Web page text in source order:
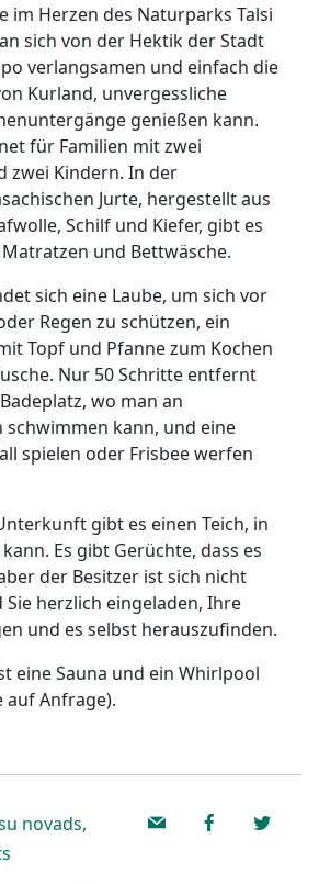
im Herzen des Naturparks Talsi
sich von der Hektik der Stadt
verlangsamen und einfach die
Kurland, unvergessliche
genießen kann.
für Familien mit zwei
zwei Kindern. In der
Jurte, hergestellt aus
Schilf und Kiefer, gibt es
und Bettwäsche.
sich eine Laube, um sich vor
Regen zu schützen, ein
Topf und Pfanne zum Kochen
Nur 50 Schritte entfernt
wo man an
schwimmen kann, und eine
spielen oder Frisbee werfen
gibt es einen Teich, in
Es gibt Gerüchte, dass es
der Besitzer ist sich nicht
Sie herzlich eingeladen, Ihre
und es selbst herauszufinden.
eine Sauna und ein Whirlpool
auf Anfrage).
novads,